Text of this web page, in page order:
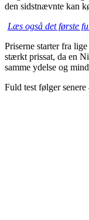
den sidstnævnte kan
Læs også det første
Priserne starter fra
stærkt prissat, da en
samme ydelse og
Fuld test følger